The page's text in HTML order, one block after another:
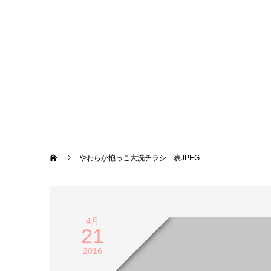
やわらか抱っこ大洗チラシ 表JPEG
4月
21
2016